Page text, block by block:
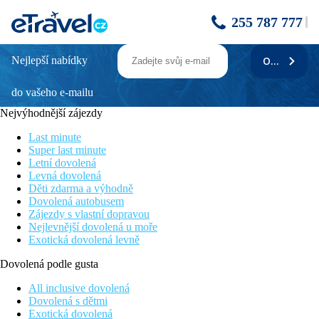
255 787 777
ATLANTICA AEGEAN BLUE
Poloha
V rozlehlé subtropické zahradě, centrum střediska Kolymbia s
tavernami, restauracemi a obchůdky vzdáleno cca 800 m. Hlavní
město ostrova cca 22 km. Letiště Rhodos je od hotelu vzdáleno
28 km
Vybavení
Vstupní hala s recepcí, hlavní restaurace s terasou, bar a malý
obchod. K venkovnímu vybavení patří restaurace u bazénu, bar,
velkoryse a zajímavě řešený bazén, druhý menší bazén,
venkovní jacuzzi, lehátka, slunečníky a osušky oproti kauci.
Pokoje
Dvoulůžkový pokoj, Premium, Strana k moři:
koupelna/WC (vysoušeč vlasů), klimatizace, telefon,
TV/sat., minilednička, set na přípravu kávy & čaje. trezor,
Nejlepší nabídky
do vašeho e-mailu
ODEBÍRAT
Nejvýhodnější zájezdy
Last minute
Super last minute
Letní dovolená
Levná dovolená
Děti zdarma a výhodně
Dovolená autobusem
Zájezdy s vlastní dopravou
Nejlevnější dovolená u moře
Exotická dovolená levně
Dovolená podle gusta
All inclusive dovolená
Dovolená s dětmi
Exotická dovolená